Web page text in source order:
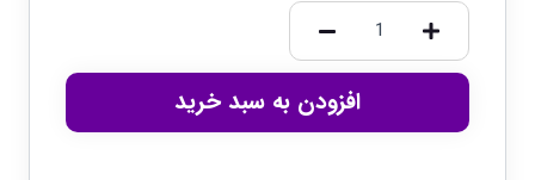
افزودن به سبد خرید